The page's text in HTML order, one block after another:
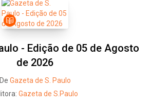
- Edição de 05 de Agosto
de 2026
De Gazeta de S. Paulo
Gazeta de S.Paulo